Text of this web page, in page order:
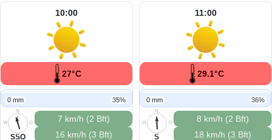
10:00
27°C
0 mm 35%
N
O
S
W
SSO
7 km/h (2 Bft)
16 km/h (3 Bft)
11:00
29.1°C
0 mm 36%
N
O
S
W
S
8 km/h (2 Bft)
18 km/h (3 Bft)